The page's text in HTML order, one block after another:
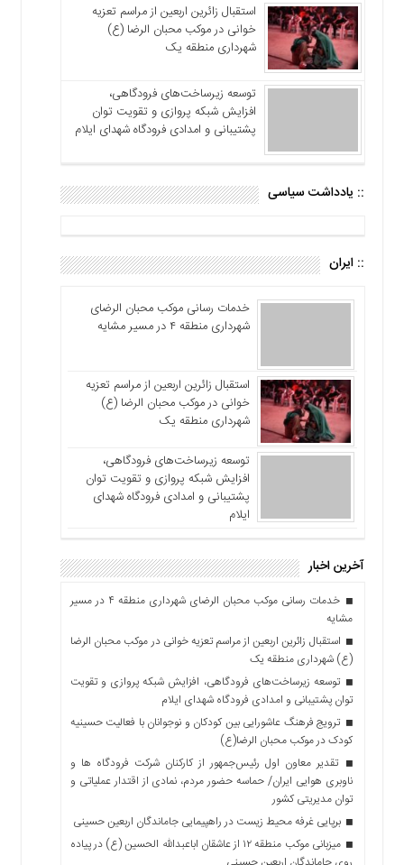
استقبال زائرین اربعین از مراسم تعزیه
خوانی در موکب محبان الرضا (ع)
شهرداری منطقه یک
توسعه زیرساخت‌های فرودگاهی،
افزایش شبکه پروازی و تقویت توان
پشتیبانی و امدادی فرودگاه شهدای ایلام
:: یادداشت سیاسی
:: ایران
خدمات رسانی موکب محبان الرضای
شهرداری منطقه ۴ در مسیر مشایه
استقبال زائرین اربعین از مراسم تعزیه
خوانی در موکب محبان الرضا (ع)
شهرداری منطقه یک
توسعه زیرساخت‌های فرودگاهی،
افزایش شبکه پروازی و تقویت توان
پشتیبانی و امدادی فرودگاه شهدای
ایلام
آخرین اخبار
خدمات رسانی موکب محبان الرضای شهرداری منطقه ۴ در مسیر
مشایه
استقبال زائرین اربعین از مراسم تعزیه خوانی در موکب محبان الرضا
(ع) شهرداری منطقه یک
توسعه زیرساخت‌های فرودگاهی، افزایش شبکه پروازی و تقویت
توان پشتیبانی و امدادی فرودگاه شهدای ایلام
ترویج فرهنگ عاشورایی بین کودکان و نوجوانان با فعالیت حسینیه
کودک در موکب محبان الرضا(ع)
تقدیر معاون اول رئیس‌جمهور از کارکنان شرکت فرودگاه ها و
ناوبری هوایی ایران/ حماسه حضور مردم، نمادی از اقتدار عملیاتی و
توان مدیریتی کشور
برپایی غرفه محیط زیست در راهپیمایی جاماندگان اربعین حسینی
میزبانی موکب منطقه ۱۲ از عاشقان اباعبدالله الحسین (ع) در پیاده